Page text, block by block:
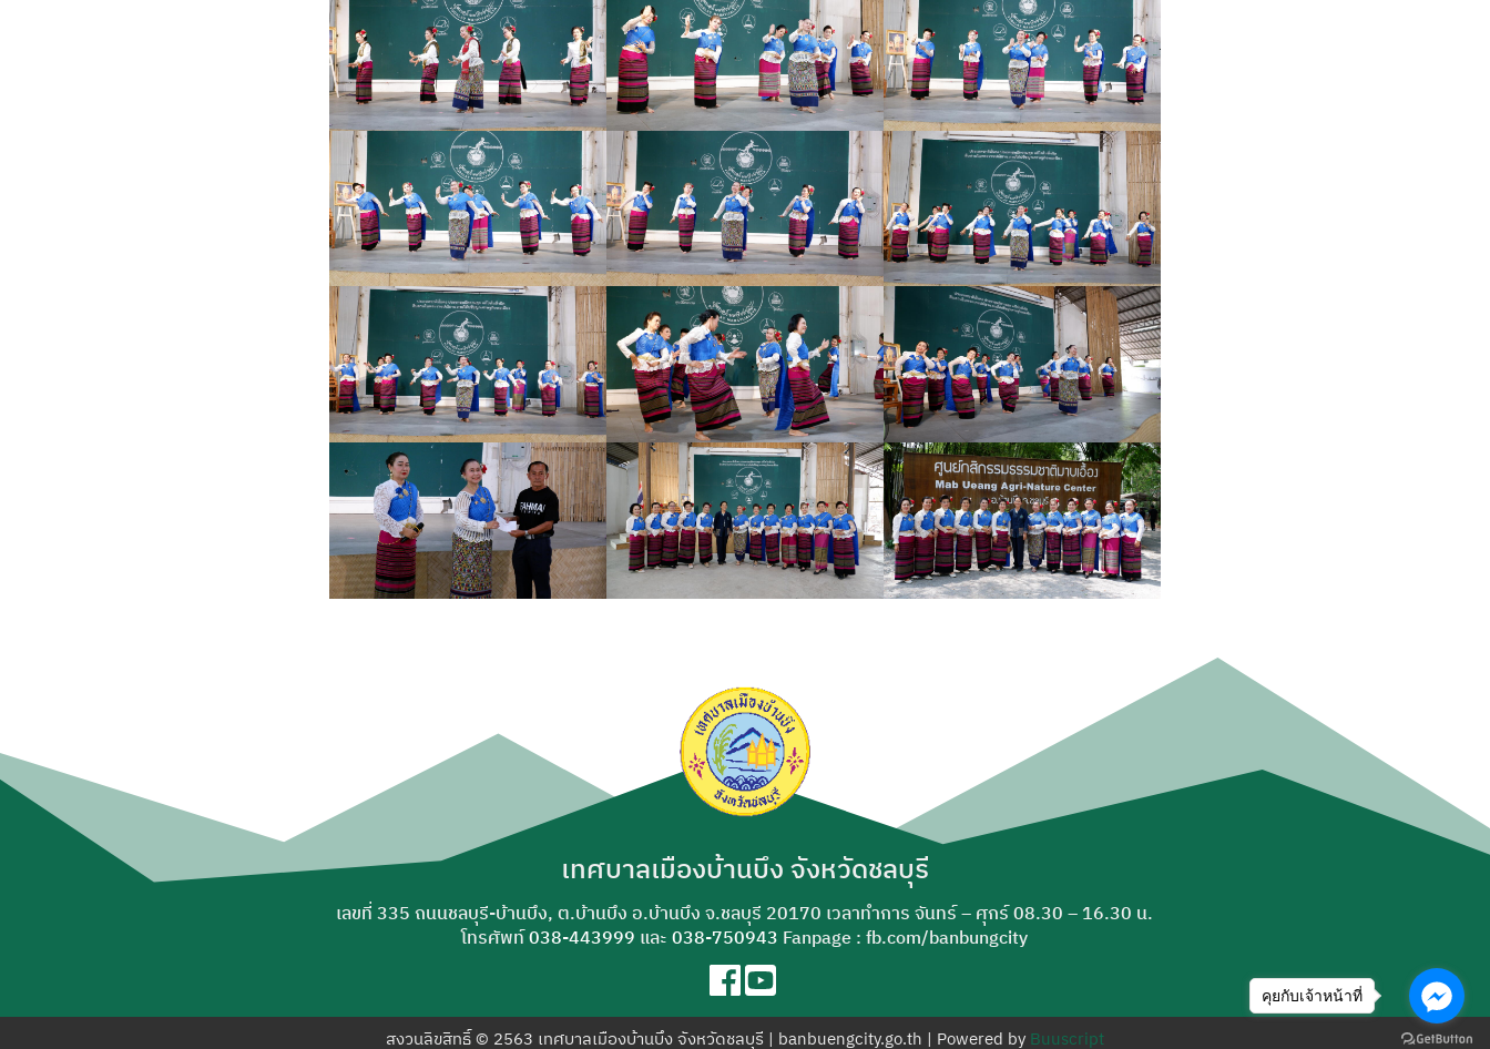
ค้นหา
สำหรับ:
เทศบาลเมืองบ้านบึง จังหวัดชลบุรี
เลขที่ 335 ถนนชลบุรี-บ้านบึง, ต.บ้านบึง อ.บ้านบึง จ.ชลบุรี 20170 เวลาทำการ จันทร์ – ศุกร์ 08.30 – 16.30 น.
โทรศัพท์038-443999 และ038-750943 Fanpage : fb.com/banbungcity
สงวนลิขสิทธิ์ © 2563 เทศบาลเมืองบ้านบึง จังหวัดชลบุรี | banbuengcity.go.th | Powered by Buuscript
คุยกับเจ้าหน้าที่